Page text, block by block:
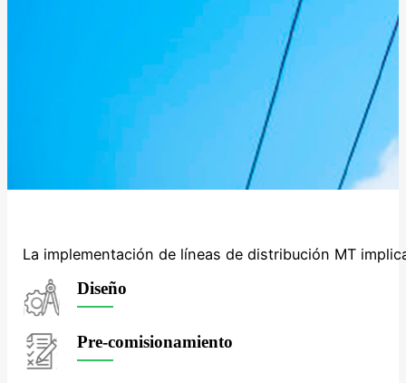
La implementación de líneas de distribución MT
Diseño
Pre-comisionamiento